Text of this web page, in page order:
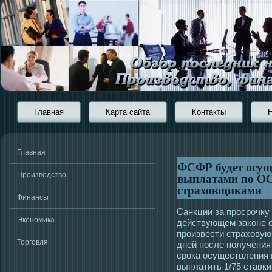
Главная Карта сайта Контакты
Главная
Производство
Финансы
Экономика
Торговля
ФСФР будет
выплатами по
страховщиками
Санкции за
действующем законе
произвести
дней после
срока
выплатить 1/75